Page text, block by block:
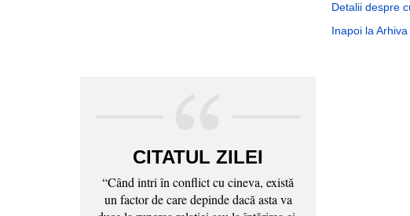
CITATUL ZILEI
“Când intri în conflict cu cineva, există
un factor de care depinde dacă asta va
Detalii despre
Inapoi la